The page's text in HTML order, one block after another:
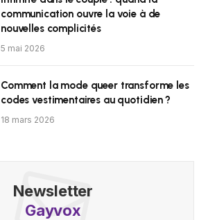
communication ouvre la voie à de
nouvelles complicités
5 mai 2026
Comment la mode queer transforme les
codes vestimentaires au quotidien ?
18 mars 2026
Newsletter
Gayvox